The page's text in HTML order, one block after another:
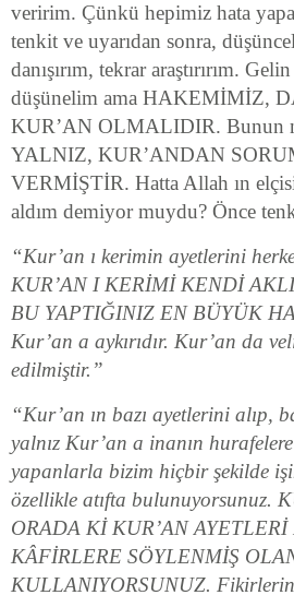
veririm. Çünkü hepimiz hata
tenkit ve uyarıdan sonra,
danışırım, tekrar araştırırım.
düşünelim ama HAKEMİMİZ,
KUR’AN OLMALIDIR. Bunun
YALNIZ, KUR’ANDAN
VERMİŞTİR. Hatta Allah ın
aldım demiyor muydu? Önce
“Kur’an ı kerimin ayetlerini
KUR’AN I KERİMİ KENDİ
BU YAPTIĞINIZ EN BÜYÜK
Kur’an a aykırıdır. Kur’an da
edilmiştir.”
“Kur’an ın bazı ayetlerini alıp,
yalnız Kur’an a inanın
yapanlarla bizim hiçbir şekilde
özellikle atıfta bulunuyorsunuz.
ORADA Kİ KUR’AN
KÂFİRLERE SÖYLENMİŞ
KULLANIYORSUNUZ.